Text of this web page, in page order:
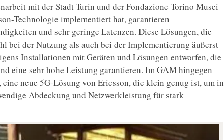
mit der Stadt Turin und der Fondazione Torino Musei
Technologie implementiert hat, garantieren
und sehr geringe Latenzen. Diese Lösungen, die
bei der Nutzung als auch bei der Implementierung äußerst
Installationen mit Geräten und Lösungen entworfen, die
eine sehr hohe Leistung garantieren. Im GAM hingegen
neue 5G-Lösung von Ericsson, die klein genug ist, um in
Abdeckung und Netzwerkleistung für stark